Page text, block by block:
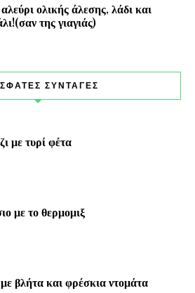
ολικής άλεσης, λάδι και
της γιαγιάς)
ΣΥΝΤΑΓΕΣ
με τυρί φέτα
με το θερμομιξ
βλήτα και φρέσκια ντομάτα